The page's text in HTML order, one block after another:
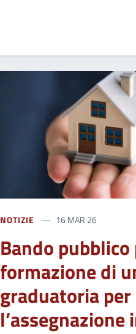
NOTIZIE 16 MAR 26
Bando
formazione di
graduatoria per
l’assegnazione